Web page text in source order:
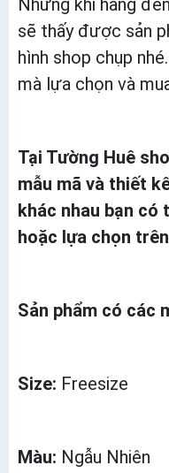
sẽ thấy được sản
hình shop chụp
mà lựa chọn và
Tại Tường Huê
mẫu mã và thiết
khác nhau bạn
hoặc lựa chọn
Sản phẩm có các
Size: Freesize
Màu: Ngẫu Nhiên